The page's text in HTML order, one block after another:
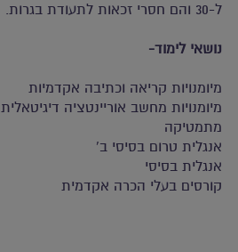
ל-30 והם חסרי זכאות לתעודת בגרות.
נושאי לימוד-
מיומנויות קריאה וכתיבה אקדמיות
מיומנויות מחשב אוריינטציה דיגיטאלית
מתמטיקה
אנגלית טרום בסיסי ב'
אנגלית בסיסי
קורסים בעלי הכרה אקדמית